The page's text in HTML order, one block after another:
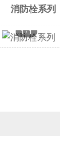
消防栓系列
1/1